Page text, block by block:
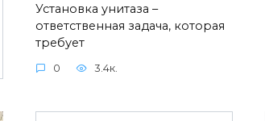
Установка унитаза –
ответственная задача, которая
требует
0 3.4к.